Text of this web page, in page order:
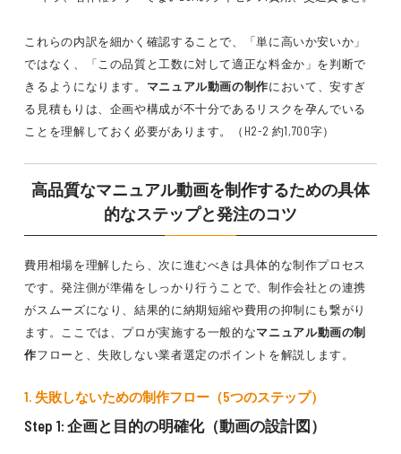
これらの内訳を細かく確認することで、「単に高いか安いか」
ではなく、「この品質と工数に対して適正な料金か」を判断で
きるようになります。 マニュアル動画の制作において、安すぎ
る見積もりは、企画や構成が不十分であるリスクを孕んでいる
ことを理解しておく必要があります。（H2-2 約1,700字）
高品質なマニュアル動画を制作するための具体
的なステップと発注のコツ
費用相場を理解したら、次に進むべきは具体的な制作プロセス
です。発注側が準備をしっかり行うことで、制作会社との連携
がスムーズになり、結果的に納期短縮や費用の抑制にも繋がり
ます。ここでは、プロが実施する一般的なマニュアル動画の制
作フローと、失敗しない業者選定のポイントを解説します。
1. 失敗しないための制作フロー（5つのステップ）
Step 1: 企画と目的の明確化（動画の設計図）